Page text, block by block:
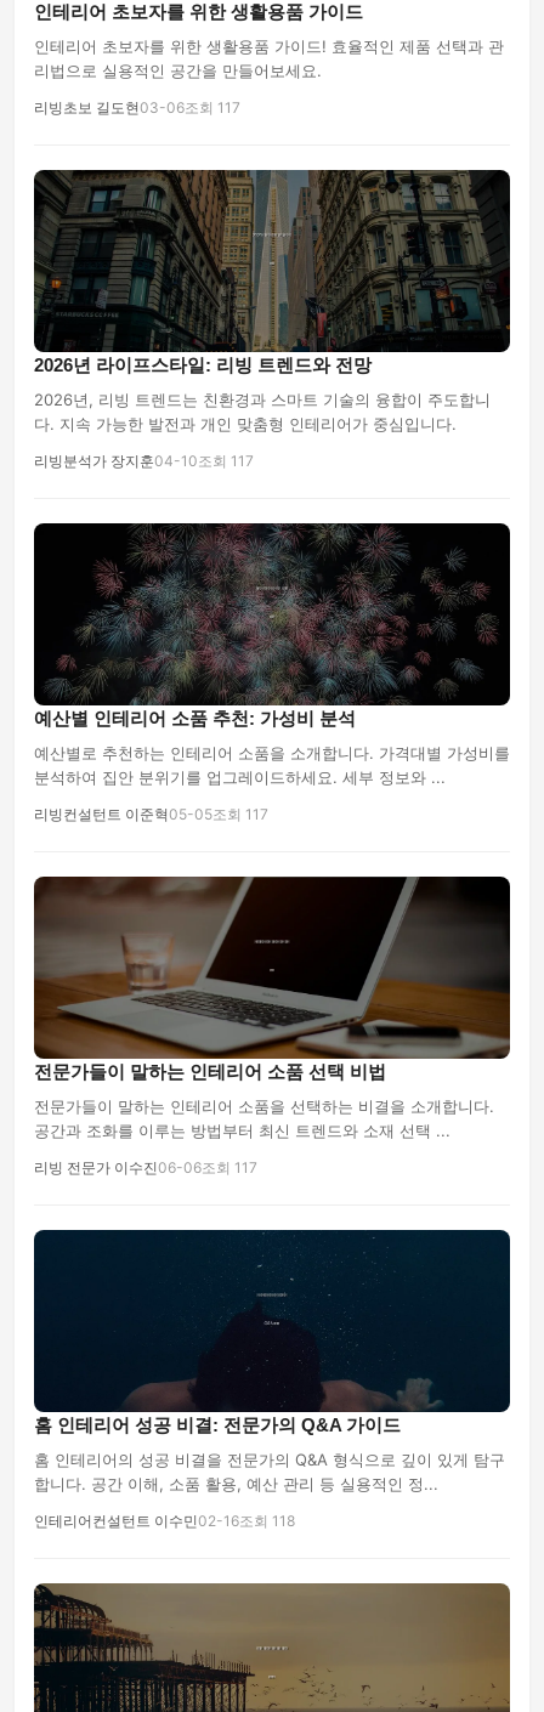
인테리어 초보자를 위한 생활용품 가이드
인테리어 초보자를 위한 생활용품 가이드! 효율적인 제품 선택과 관
리법으로 실용적인 공간을 만들어보세요.
리빙초보 길도현03-06조회 117
2026년 라이프스타일: 리빙 트렌드와 전망
2026년, 리빙 트렌드는 친환경과 스마트 기술의 융합이 주도합니
다. 지속 가능한 발전과 개인 맞춤형 인테리어가 중심입니다.
리빙분석가 장지훈04-10조회 117
예산별 인테리어 소품 추천: 가성비 분석
예산별로 추천하는 인테리어 소품을 소개합니다. 가격대별 가성비를
분석하여 집안 분위기를 업그레이드하세요. 세부 정보와 ...
리빙컨설턴트 이준혁05-05조회 117
전문가들이 말하는 인테리어 소품 선택 비법
전문가들이 말하는 인테리어 소품을 선택하는 비결을 소개합니다.
공간과 조화를 이루는 방법부터 최신 트렌드와 소재 선택 ...
리빙 전문가 이수진06-06조회 117
홈 인테리어 성공 비결: 전문가의 Q&A 가이드
홈 인테리어의 성공 비결을 전문가의 Q&A 형식으로 깊이 있게 탐구
합니다. 공간 이해, 소품 활용, 예산 관리 등 실용적인 정...
인테리어컨설턴트 이수민02-16조회 118